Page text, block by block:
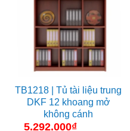
TB1218 | Tủ tài liệu trung
DKF 12 khoang mở
không cánh
5.292.000₫